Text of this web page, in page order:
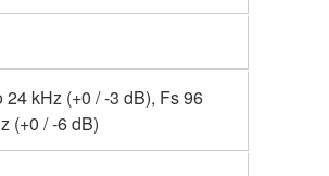
kHz (+0 / -3 dB), Fs 96
(+0 / -6 dB)